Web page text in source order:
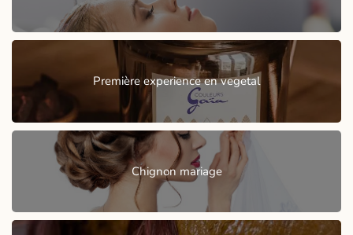
Première experience en vegetal
Chignon mariage